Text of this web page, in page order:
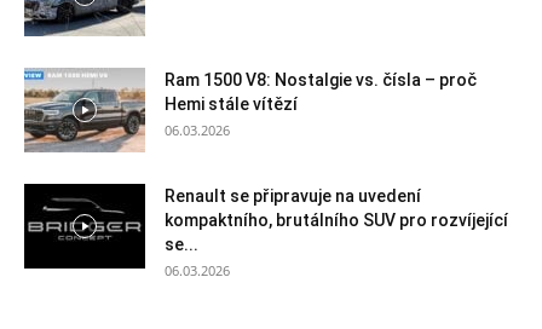
Ram 1500 V8: Nostalgie vs. čísla – proč
Hemi stále vítězí
06.03.2026
Renault se připravuje na uvedení
kompaktního, brutálního SUV pro rozvíjející
se...
06.03.2026